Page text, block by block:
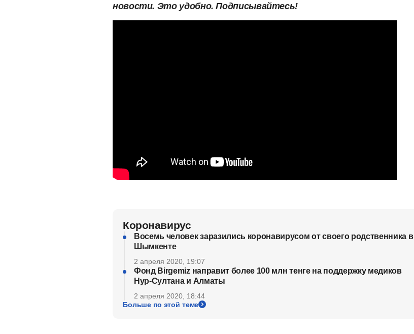
новости. Это удобно. Подписывайтесь!
Коронавирус
Восемь человек заразились коронавирусом от своего родственника в
Шымкенте
2 апреля 2020, 19:07
Фонд Birgemiz направит более 100 млн тенге на поддержку медиков
Нур-Султана и Алматы
2 апреля 2020, 18:44
Больше по этой теме